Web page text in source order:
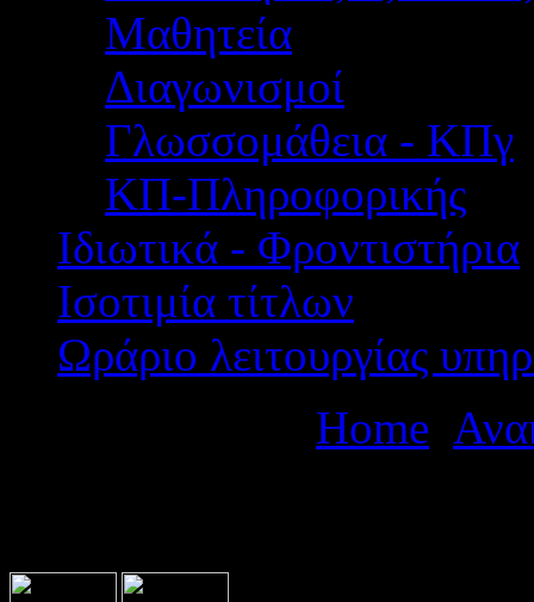
Μαθητεία
Διαγωνισμοί
Γλωσσομάθεια - ΚΠγ
ΚΠ-Πληροφορικής
Ιδιωτικά - Φροντιστήρια
Ισοτιμία τίτλων
Ωράριο λειτουργίας
Home